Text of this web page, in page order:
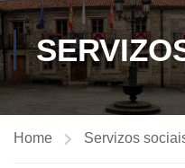
Home Servizos